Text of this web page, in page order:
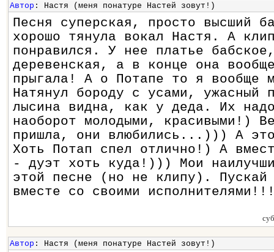
Автор : Настя (меня понатуре Настей зовут!)
Песня суперская, просто высший
хорошо тянула вокал Настя. А
понравился. У нее платье
деревенская, а в конце она
прыгала! А о Потапе то я вообще
Натянул бороду с усами, ужасный
лысина видна, как у деда. Их
наоборот молодыми, красивыми!)
пришла, они влюбились...))) А
Хоть Потап спел отлично!) А
- дуэт хоть куда!))) Мои
этой песне (но не клипу). Пускай
вместе со своими
Автор : Настя (меня понатуре Настей зовут!)